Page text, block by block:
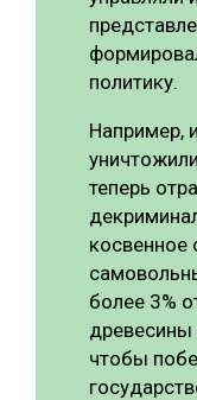
политику.
Например,
теперь
косвенное
более 3%
древесины
чтобы